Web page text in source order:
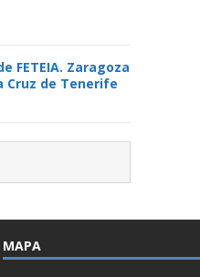
FETEIA. Zaragoza
Cruz de Tenerife
MAPA